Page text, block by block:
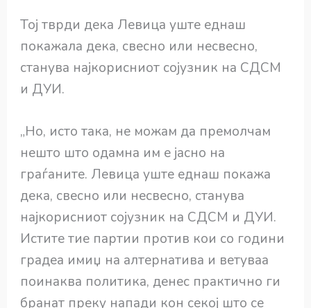
Тој тврди дека Левица уште еднаш
покажала дека, свесно или несвесно,
станува најкорисниот сојузник на СДСМ
и ДУИ.
„Но, исто така, не можам да премолчам
нешто што одамна им е јасно на
граѓаните. Левица уште еднаш покажа
дека, свесно или несвесно, станува
најкорисниот сојузник на СДСМ и ДУИ.
Истите тие партии против кои со години
градеа имиџ на алтернатива и ветуваа
поинаква политика, денес практично ги
бранат преку напади кон секој што се